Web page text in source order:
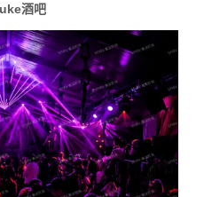
酒吧